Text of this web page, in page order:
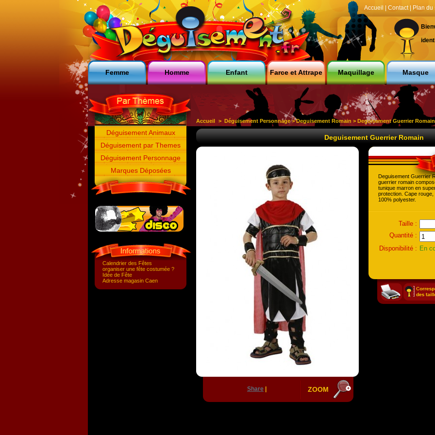
Accueil | Contact | Plan du
Femme Homme Enfant Farce et Attrape Maquillage Masque
Déguisement Animaux
Déguisement par Themes
Déguisement Personnage
Marques Déposées
Calendrier des Fêtes
organiser une fête costumée ?
Idée de Fête
Adresse magasin Caen
Accueil > Déguisement Personnage>Deguisement Romain > Deguisement Guerrier Romain
Deguisement Guerrier Romain
Share ZOOM
Deguisement Guerrier
guerrier romain
tunique marron en
protection. Cape
100% polyester.
Taille :
Quantité :
Disponibilité : En